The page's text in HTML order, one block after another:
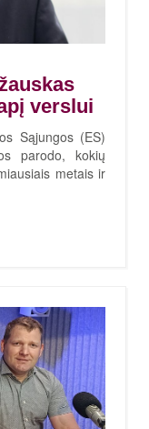
verslui
Sąjungos (ES)
parodo, kokių
metais ir